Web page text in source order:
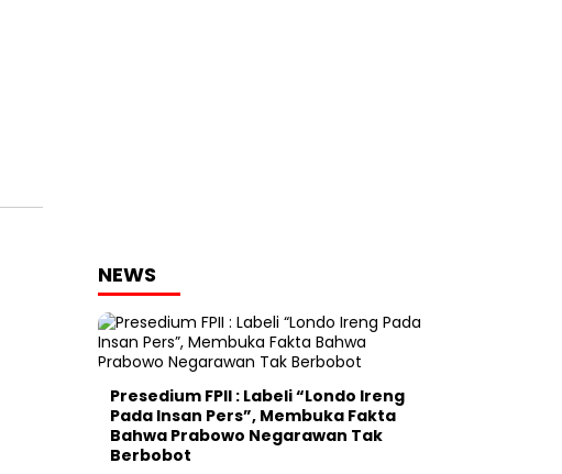
NEWS
Presedium FPII : Labeli “Londo Ireng
Pada Insan Pers”, Membuka Fakta
Bahwa Prabowo Negarawan Tak
Berbobot